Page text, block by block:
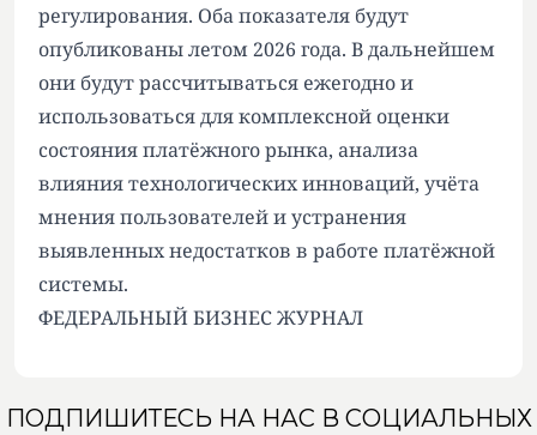
регулирования. Оба показателя будут
опубликованы летом 2026 года. В дальнейшем
они будут рассчитываться ежегодно и
использоваться для комплексной оценки
состояния платёжного рынка, анализа
влияния технологических инноваций, учёта
мнения пользователей и устранения
выявленных недостатков в работе платёжной
системы.
ФЕДЕРАЛЬНЫЙ БИЗНЕС ЖУРНАЛ
ПОДПИШИТЕСЬ НА НАС В СОЦИАЛЬНЫХ